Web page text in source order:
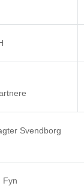
Svendborg
Fyn